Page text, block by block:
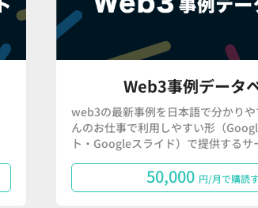
Web3事例データ
web3の最新事例を日本語で分かりや
んのお仕事で利用しやすい形（
ト・Googleスライド）で提供するサ
50,000 円/月で購読